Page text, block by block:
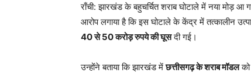
राँची: झारखंड के बहुचर्चित शराब घोटाले में नया मोड़ आ
आरोप लगाया है कि इस घोटाले के केंद्र में तत्कालीन
40 से 50 करोड़ रुपये की घूसदी गई।
उन्होंने बताया कि झारखंड मेंछत्तीसगढ़ के शराब मॉडलको